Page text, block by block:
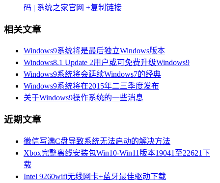
码 | 系统之家官网 +复制链接
相关文章
Windows9系统将是最后独立Windows版本
Windows8.1 Update 2用户或可免费升级Windows9
Windows9系统将会延续Windows7的经典
Windows9系统将在2015年二三季度发布
关于Windows9操作系统的一些消息
近期文章
微信写满C盘导致系统无法启动的解决方法
Xbox完整离线安装包Win10-Win11版本19041至22621下
载
Intel 9260wifi无线网卡+蓝牙最佳驱动下载